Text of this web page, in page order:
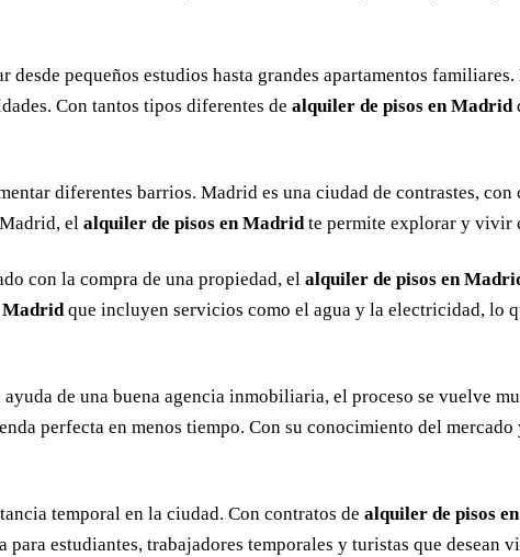
desde pequeños estudios hasta grandes apartamentos
Con tantos tipos diferentes de alquiler de pisos en Madrid
diferentes barrios. Madrid es una ciudad de contrastes,
el alquiler de pisos en Madrid te permite explorar y vivir
con la compra de una propiedad, el alquiler de pisos en
Madridque incluyen servicios como el agua y la electricidad, lo
de una buena agencia inmobiliaria, el proceso se vuelve
perfecta en menos tiempo. Con su conocimiento del
temporal en la ciudad. Con contratos de alquiler de pisos
estudiantes, trabajadores temporales y turistas que desean